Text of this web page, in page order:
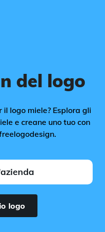
del logo
logo miele? Esplora gli
e creane uno tuo con
logo